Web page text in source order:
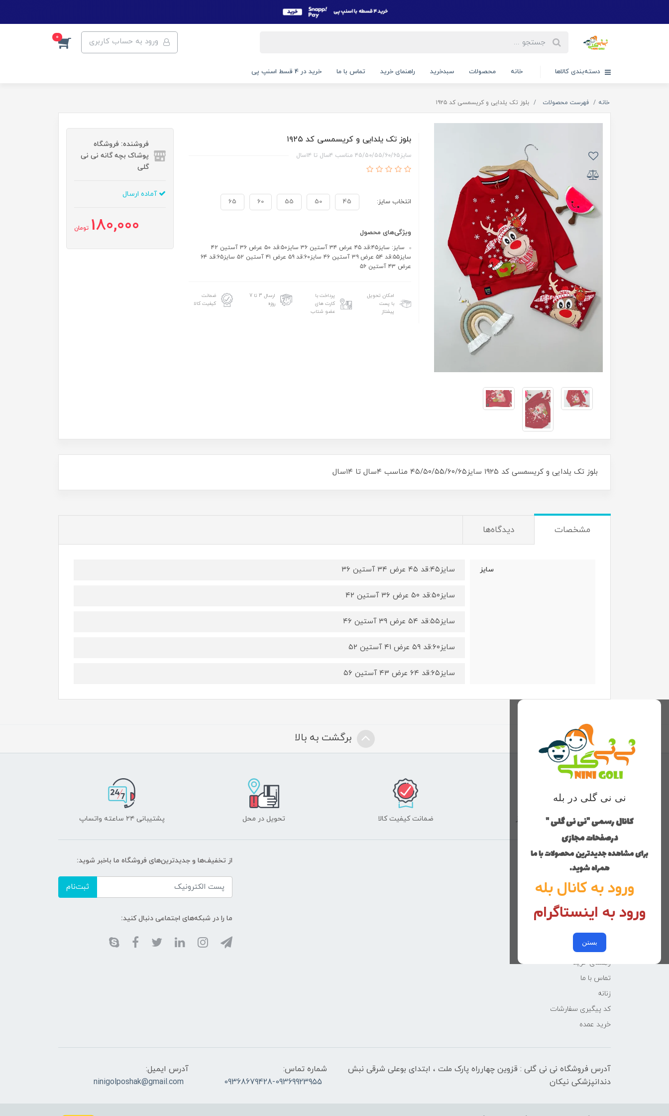
ورود به حساب کاربری 0
دسته‌بندی کالاها خانه محصولات سبدخرید راهنمای خرید تماس با ما خرید در 4 قسط اسنپ پی
خانه فهرست محصولات بلوز تک یلدایی و کریسمسی کد ۱۹۲۵
بلوز تک یلدایی و کریسمسی کد ۱۹۲۵
سایز۴۵/۵۰/۵۵/۶۰/۶۵ مناسب ۴سال تا ۱۴سال
انتخاب سایز: 45
50
55
60
65
ویژگی‌های محصول
سایز: سایز۴۵:قد ۴۵ عرض ۳۴ آستین ۳۶ سایز۵۰:قد ۵۰ عرض ۳۶ آستین ۴۲
سایز۵۵:قد ۵۴ عرض ۳۹ آستین ۴۶ سایز۶۰:قد ۵۹ عرض ۴۱ آستین ۵۲ سایز۶۵:قد ۶۴
عرض ۴۳ آستین ۵۶
امکان تحویل
با پست
پیشتاز
پرداخت با
کارت های
عضو شتاب
ارسال 3 تا 7
روزه
ضمانت
کیفیت کالا
فروشنده: فروشگاه
پوشاک بچه گانه نی نی
گلی
آماده ارسال
180,000 تومان
بلوز تک یلدایی و کریسمسی کد ۱۹۲۵ سایز۴۵/۵۰/۵۵/۶۰/۶۵ مناسب ۴سال تا ۱۴سال
مشخصات دیدگاه‌ها
سایز سایز۴۵:قد ۴۵ عرض ۳۴ آستین ۳۶
سایز۵۰:قد ۵۰ عرض ۳۶ آستین ۴۲
سایز۵۵:قد ۵۴ عرض ۳۹ آستین ۴۶
سایز۶۰:قد ۵۹ عرض ۴۱ آستین ۵۲
سایز۶۵:قد ۶۴ عرض ۴۳ آستین ۵۶
نی نی گلی در بله
کانال رسمی "نی نی گلی "
درصفحات مجازی
برای مشاهده جدیدترین محصولات با ما
همراه شوید.
ورود به کانال بله
ورود به اینستاگرام
بستن
برگشت به بالا
ارسال با پست پیشتاز ضمانت کیفیت کالا تحویل در محل پشتیبانی ۲۴ ساعته واتساپ
منوی وب‌سایت
محصولات
دخترانه
پسرانه
کوچولوهای نی نی گلی
راهنمای خرید
تماس با ما
زنانه
کد پیگیری سفارشات
خرید عمده
از تخفیف‌ها و جدیدترین‌های فروشگاه ما باخبر شوید:
ثبت‌نام
ما را در شبکه‌های اجتماعی دنبال کنید:
آدرس فروشگاه نی نی گلی : قزوین چهارراه پارک ملت ، ابتدای بوعلی شرقی نبش
دندانپزشکی نیکان
شماره تماس:
09368679428-09369923955
آدرس ایمیل:
ninigolposhak@gmail.com